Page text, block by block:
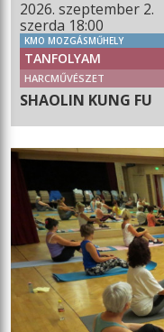
2026. szeptember 2.
szerda 18:00
KMO MOZGÁSMŰHELY
TANFOLYAM
HARCMŰVÉSZET
SHAOLIN KUNG FU